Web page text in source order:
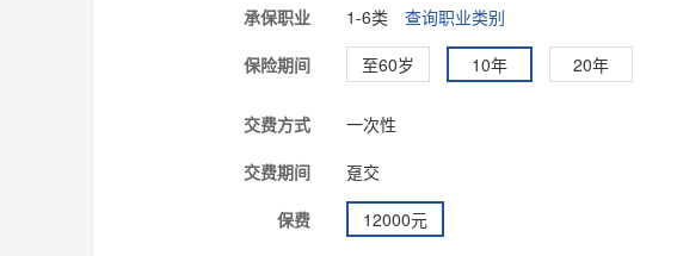
承保职业 1-6类
查询职业类别
保险期间
至60岁 10年 20年
交费方式
一次性
交费期间
趸交
保费
12000元